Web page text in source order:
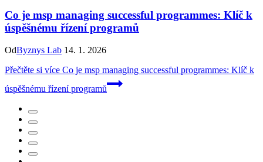
Co je msp managing successful programmes: Klíč k
úspěšnému řízení programů
OdByznys Lab 14. 1. 2026
Přečtěte si více Co je msp managing successful programmes: Klíč k
úspěšnému řízení programů